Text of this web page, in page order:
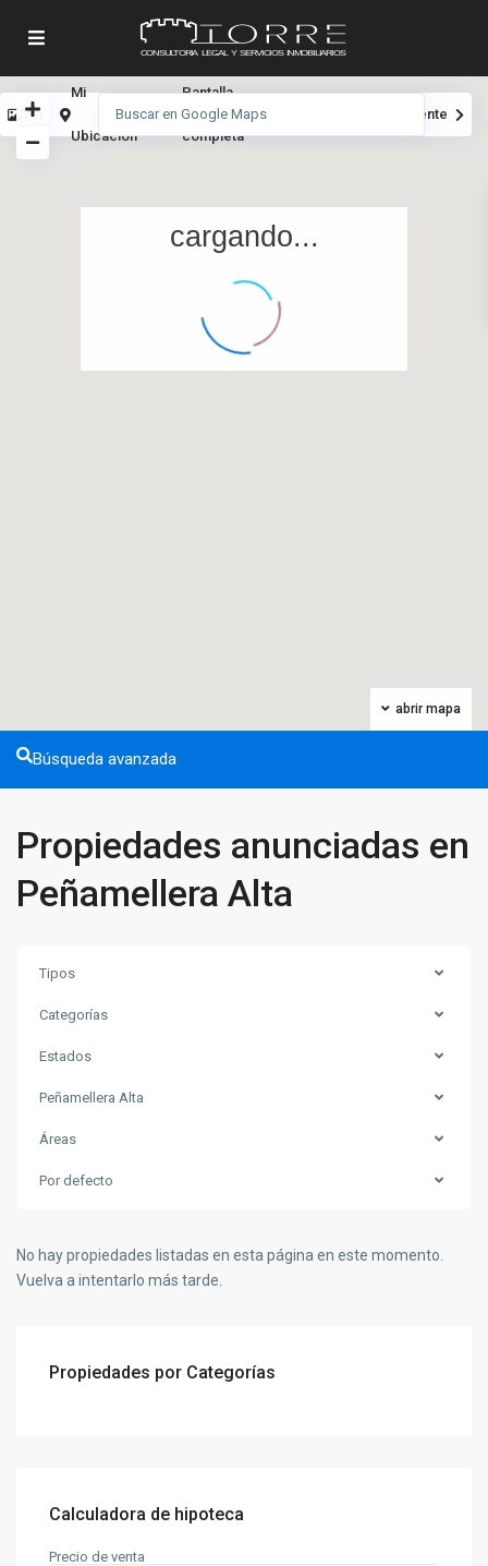
cargando...
abrir mapa
Ver
Mi
Ubicación
Pantalla
completa
Siguiente
Búsqueda avanzada
Propiedades anunciadas en
Peñamellera Alta
Tipos
Categorías
Estados
Peñamellera Alta
Áreas
Por defecto
No hay propiedades listadas en esta página en este momento.
Vuelva a intentarlo más tarde.
Propiedades por Categorías
Calculadora de hipoteca
Precio de venta